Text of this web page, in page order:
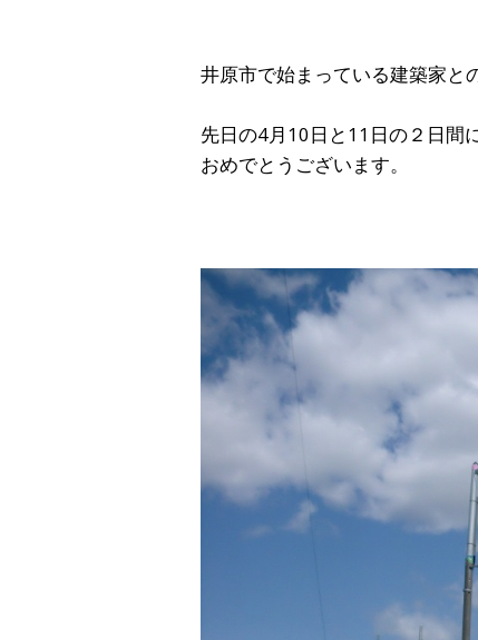
井原市で始まっている建築家と
先日の4月10日と11日の２日間
おめでとうございます。